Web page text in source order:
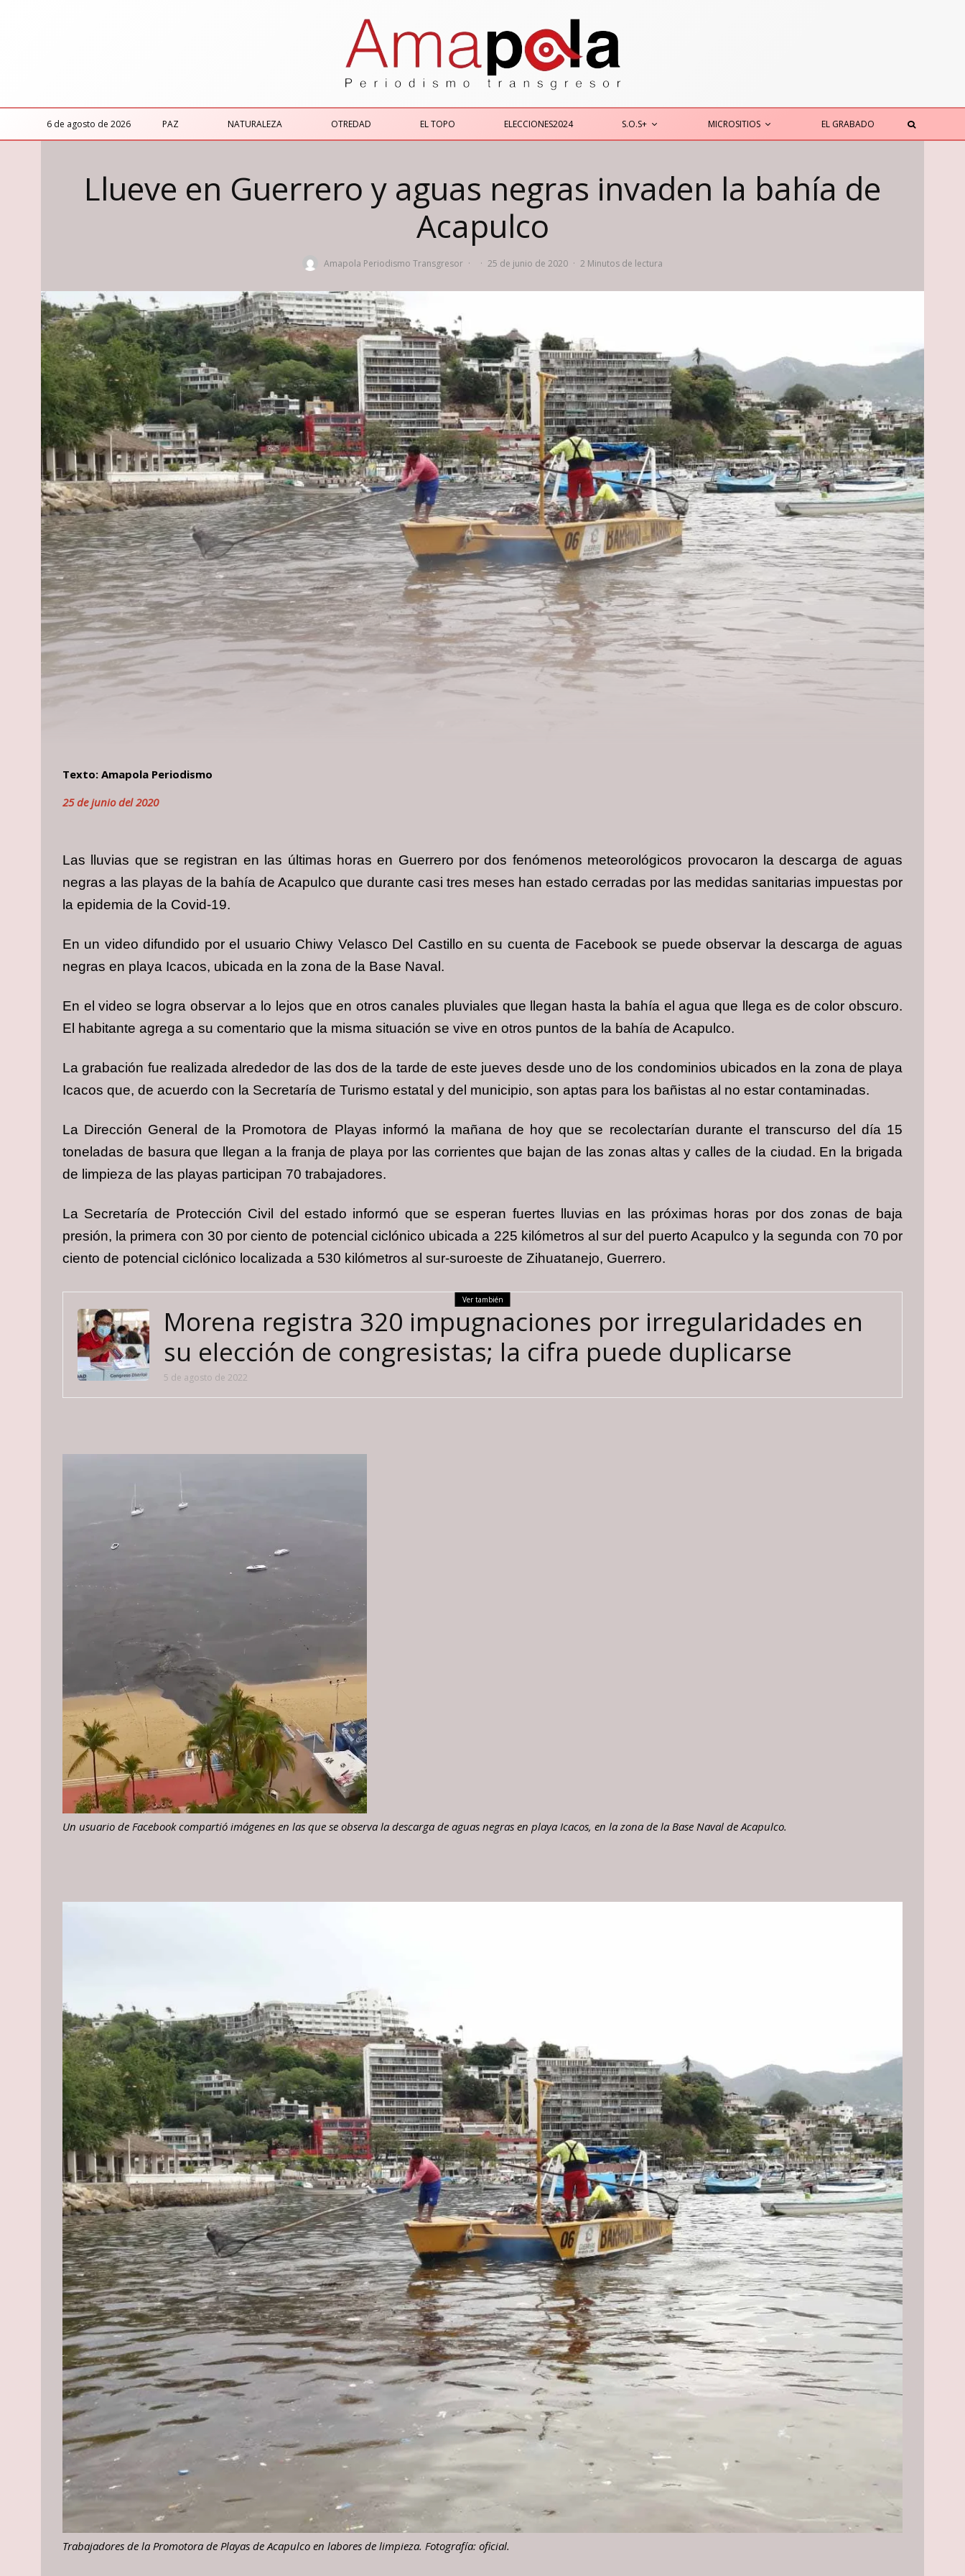
6 de agosto de 2026 PAZ NATURALEZA OTREDAD EL TOPO ELECCIONES2024 S.O.S+ MICROSITIOS EL GRABADO
Llueve en Guerrero y aguas negras invaden la bahía de
Acapulco
Amapola Periodismo Transgresor · · 25 de junio de 2020 · 2 Minutos de lectura
Texto: Amapola Periodismo
25 de junio del 2020
Las lluvias que se registran en las últimas horas en Guerrero por dos fenómenos meteorológicos provocaron la descarga de aguas
negras a las playas de la bahía de Acapulco que durante casi tres meses han estado cerradas por las medidas sanitarias impuestas por
la epidemia de la Covid-19.
En un video difundido por el usuario Chiwy Velasco Del Castillo en su cuenta de Facebook se puede observar la descarga de aguas
negras en playa Icacos, ubicada en la zona de la Base Naval.
En el video se logra observar a lo lejos que en otros canales pluviales que llegan hasta la bahía el agua que llega es de color obscuro.
El habitante agrega a su comentario que la misma situación se vive en otros puntos de la bahía de Acapulco.
La grabación fue realizada alrededor de las dos de la tarde de este jueves desde uno de los condominios ubicados en la zona de playa
Icacos que, de acuerdo con la Secretaría de Turismo estatal y del municipio, son aptas para los bañistas al no estar contaminadas.
La Dirección General de la Promotora de Playas informó la mañana de hoy que se recolectarían durante el transcurso del día 15
toneladas de basura que llegan a la franja de playa por las corrientes que bajan de las zonas altas y calles de la ciudad. En la brigada
de limpieza de las playas participan 70 trabajadores.
La Secretaría de Protección Civil del estado informó que se esperan fuertes lluvias en las próximas horas por dos zonas de baja
presión, la primera con 30 por ciento de potencial ciclónico ubicada a 225 kilómetros al sur del puerto Acapulco y la segunda con 70 por
ciento de potencial ciclónico localizada a 530 kilómetros al sur-suroeste de Zihuatanejo, Guerrero.
Ver también
Morena registra 320 impugnaciones por irregularidades en
su elección de congresistas; la cifra puede duplicarse
5 de agosto de 2022
Un usuario de Facebook compartió imágenes en las que se observa la descarga de aguas negras en playa Icacos, en la zona de la Base Naval de Acapulco.
Trabajadores de la Promotora de Playas de Acapulco en labores de limpieza. Fotografía: oficial.